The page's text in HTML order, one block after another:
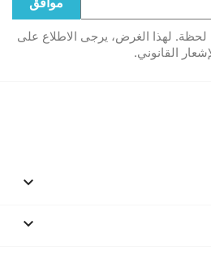
لحظة. لهذا الغرض، يرجى الاطلاع على
القانوني.

